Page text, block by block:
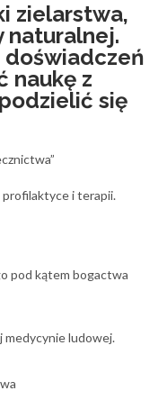
zielarstwa,
naturalnej.
doświadczeń
naukę z
się
profilaktyce i terapii.
pod kątem bogactwa
medycynie ludowej.